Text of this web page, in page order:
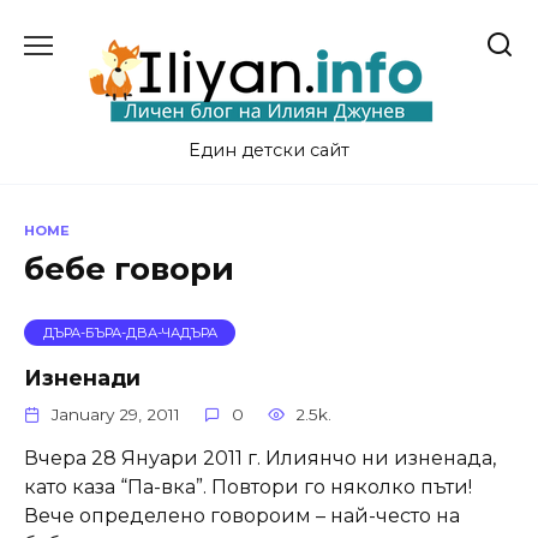
Един детски сайт
HOME
бебе говори
ДЪРА-БЪРА-ДВА-ЧАДЪРА
Изненади
January 29, 2011 0 2.5k.
Вчера 28 Януари 2011 г. Илиянчо ни изненада,
като каза “Па-вка”. Повтори го няколко пъти!
Вече определено говороим – най-често на